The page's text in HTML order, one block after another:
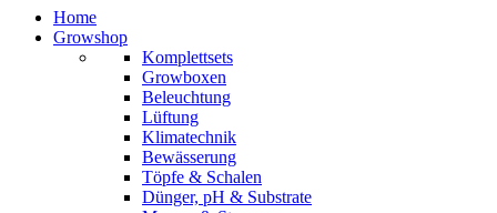
Home
Growshop
Komplettsets
Growboxen
Beleuchtung
Lüftung
Klimatechnik
Bewässerung
Töpfe & Schalen
Dünger, pH & Substrate